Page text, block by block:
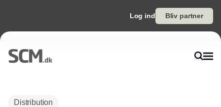
Log ind Bliv partner
Distribution